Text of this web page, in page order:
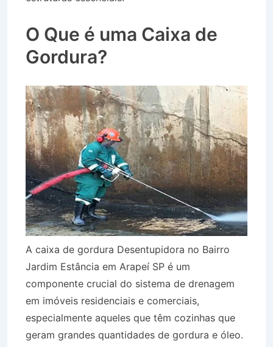
O Que é uma Caixa de
Gordura?
A caixa de gordura Desentupidora no Bairro
Jardim Estância em Arapeí SP é um
componente crucial do sistema de drenagem
em imóveis residenciais e comerciais,
especialmente aqueles que têm cozinhas que
geram grandes quantidades de gordura e óleo.